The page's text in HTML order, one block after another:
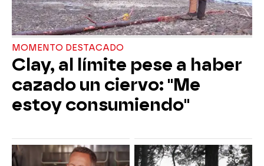
MOMENTO DESTACADO
Clay, al límite pese a haber
cazado un ciervo: "Me
estoy consumiendo"